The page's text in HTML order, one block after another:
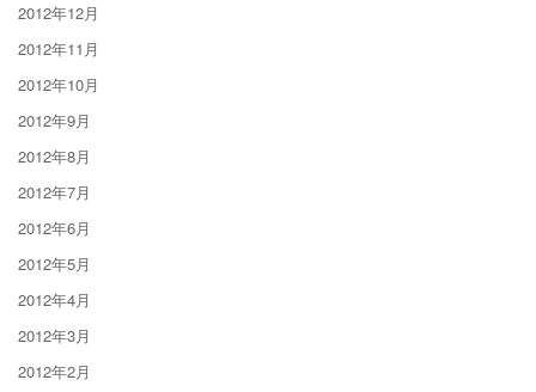
2012年12月
2012年11月
2012年10月
2012年9月
2012年8月
2012年7月
2012年6月
2012年5月
2012年4月
2012年3月
2012年2月